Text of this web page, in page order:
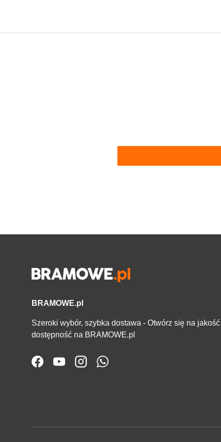
BRAMOWE.pl
Szeroki wybór, szybka dostawa - Otwórz się na
dostępność na BRAMOWE.pl
FacebookYouTubeInstagramWhatsApp